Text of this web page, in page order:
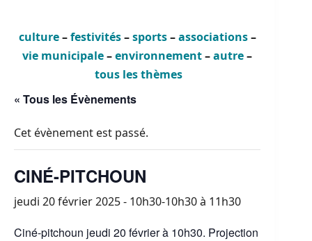
culture–festivités–sports–associations–
vie municipale–environnement–autre–
tous les thèmes
« Tous les Évènements
Cet évènement est passé.
CINÉ-PITCHOUN
jeudi 20 février 2025 - 10h30-10h30à 11h30
Ciné-pitchoun jeudi 20 février à 10h30. Projection